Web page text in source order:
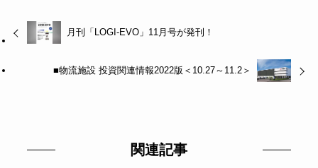
月刊「LOGI-EVO」11月号が発刊！
■物流施設 投資関連情報2022版＜10.27～11.2＞
関連記事